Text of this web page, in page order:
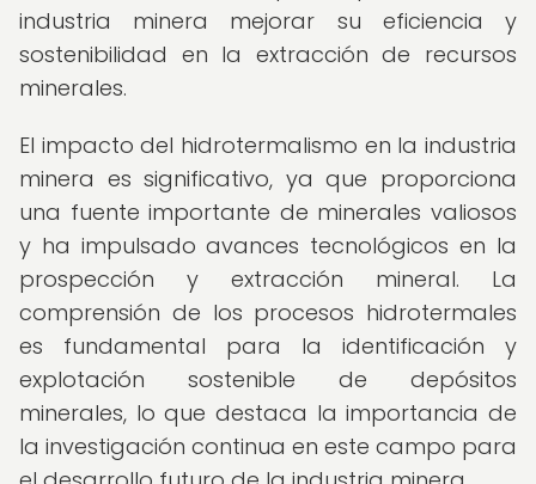
industria minera mejorar su eficiencia y
sostenibilidad en la extracción de recursos
minerales.
El impacto del hidrotermalismo en la industria
minera es significativo, ya que proporciona
una fuente importante de minerales valiosos
y ha impulsado avances tecnológicos en la
prospección y extracción mineral. La
comprensión de los procesos hidrotermales
es fundamental para la identificación y
explotación sostenible de depósitos
minerales, lo que destaca la importancia de
la investigación continua en este campo para